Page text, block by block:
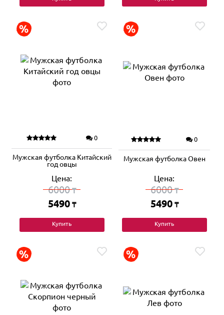
0
Мужская футболка Китайский
год овцы
Цена:
6000₸
5490 ₸
Купить
0
Мужская футболка Овен
Цена:
6000₸
5490 ₸
Купить